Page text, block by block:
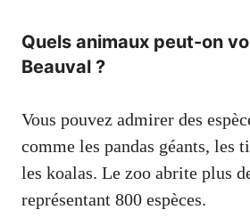
Quels animaux peut-on
Beauval ?
Vous pouvez admirer des
comme les pandas géants, les
les koalas. Le zoo abrite plus
représentant 800 espèces.